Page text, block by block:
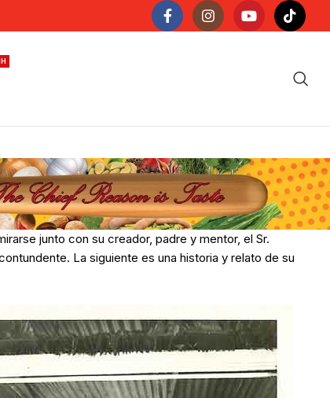
junto con su creador, padre y mentor, el Sr.
La siguiente es una historia y relato de su